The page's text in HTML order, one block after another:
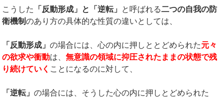
こうした 「反動形成」と「逆転」 と呼ばれる二つの自我の防
衛機制のあり方の具体的な性質の違いとしては、
「反動形成」の場合には、心の内に押しととどめられた元々
の欲求や衝動は、無意識の領域に抑圧されたままの状態で残
り続けていく ことになるのに対して、
「逆転」の場合には、そうした心の内に押しとどめられた